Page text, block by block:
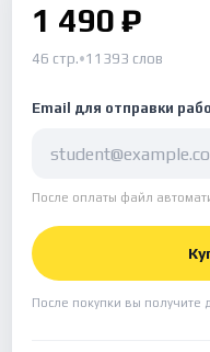
1 490 ₽
46 стр.•11393 слов
Email для отправки
После оплаты файл
После покупки вы получите